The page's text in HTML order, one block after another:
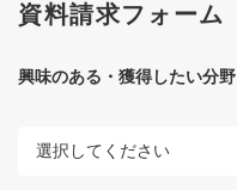
資料請求フォーム
興味のある・獲得したい分野